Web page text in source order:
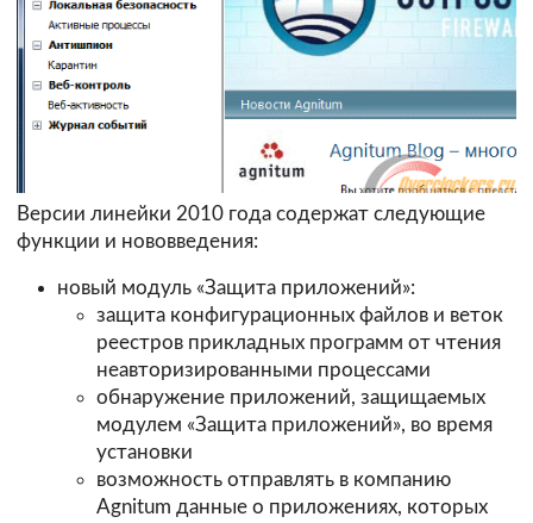
Версии линейки 2010 года содержат следующие
функции и нововведения:
новый модуль «Защита приложений»:
защита конфигурационных файлов и веток
реестров прикладных программ от чтения
неавторизированными процессами
обнаружение приложений, защищаемых
модулем «Защита приложений», во время
установки
возможность отправлять в компанию
Agnitum данные о приложениях, которых